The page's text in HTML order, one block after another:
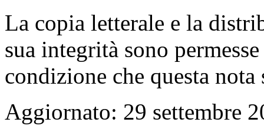
La copia letterale e la
sua integrità sono
condizione che questa
Aggiornato: 29 settembre